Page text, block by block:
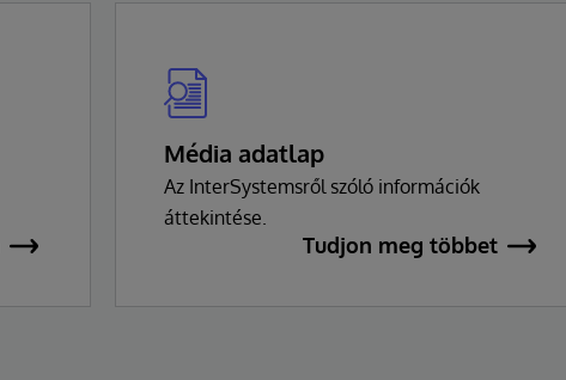
Média adatlap
Az InterSystemsről szóló információk
áttekintése.
Tudjon meg többet